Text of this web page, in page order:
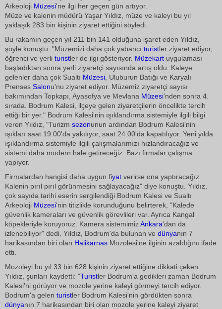
Arkeoloji Müzesi'ne ilgi her geçen gün artıyor.
Müze ve kalenin müdürü Yaşar Yıldız, müze ve kaleyi bu yıl
yaklaşık 283 bin kişinin ziyaret ettiğini söyledi.
Bu rakamın geçen yıl 211 bin 141 olduğuna işaret eden Yıldız,
şöyle konuştu: "Müzemizi daha çok yabancı turistler ziyaret ediyor,
öğrenci ve yerli turistler de ilgi gösteriyor. Müzekart uygulaması
başladıktan sonra yerli ziyaretçi sayısında artış oldu. Kaleye
gelenler daha çok Sualtı Müzesi , Uluburun Batığı ve Karyalı
Prenses Salonu'nu ziyaret ediyor. Müzemiz ziyaretçi sayısı
bakımından Topkapı, Ayasofya ve Mevlana Müzesi'nden sonra 4.
sırada. Bodrum Kalesi, ilçeye gelen ziyaretçilerin öncelikte tercih
ettiği bir yer." Bodrum Kalesi'nin ışıklandırma sistemiyle ilgili bilgi
veren Yıldız, "Turizm sezonunun ardından Bodrum Kalesi'nin
ışıkları saat 19.00'da yakılıyor, saat 24.00'da kapatılıyor. Yeni yılda
ışıklandırma sistemiyle ilgili çalışmalarımızı hızlandıracağız ve
sistemi daha modern hale getireceğiz. Bazı firmalar çalışma
yapıyor.
Firmalardan hangisi daha uygun fiyat verirse ona yaptıracağız.
Kalenin pırıl pırıl görünmesini sağlayacağız" diye konuştu. Yıldız,
çok sayıda tarihi eserin sergilendiği Bodrum Kalesi ve Sualtı
Arkeoloji Müzesi'nin titizlikle korunduğunu belirterek, "Kalede
güvenlik kameraları ve güvenlik görevlileri var. Ayrıca Kangal
köpekleriyle koruyoruz. Kamera sistemimiz Ankara'dan da
izlenebiliyor" dedi. Yıldız, Bodrum'da bulunan ve dünyanın 7
harikasından biri olan Halikarnas Mozolesi'ne ilginin azaldığını ifade
etti.
Mozoleyi bu yıl 33 bin 628 kişinin ziyaret ettiğine dikkati çeken
Yıldız, şunları kaydetti: "Turistler Bodrum'a gedikleri zaman Bodrum
Kalesi'ni görüyor ve mozole yerine kaleyi görmeyi tercih ediyor.
Bodrum'a gelen turistler Bodrum Kalesi'nin gördükten sonra
dünyanın 7 harikasından biri olan mozole yerine kaleyi ziyaret